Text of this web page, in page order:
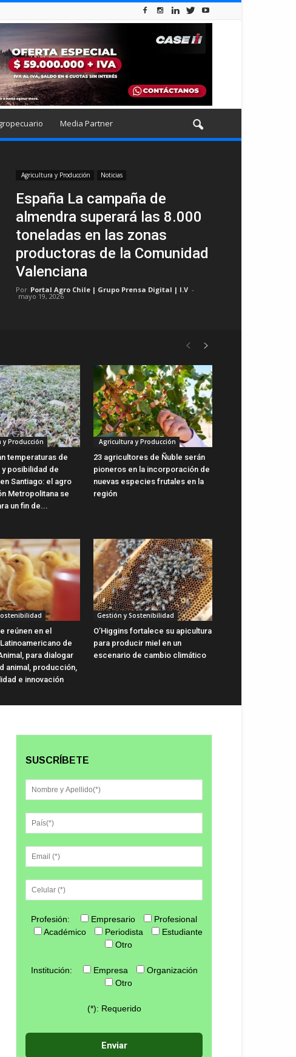
Media Partner
Agricultura y Producción Noticias
España La campaña de
almendra superará las 8.000
toneladas en las zonas
productoras de la Comunidad
Valenciana
Por Portal Agro Chile | Grupo Prensa Digital | I.V -
mayo 19, 2026
y Producción
temperaturas de
y posibilidad de
Santiago: el agro
Metropolitana se
un fin de...
Agricultura y Producción
23 agricultores de Ñuble serán
pioneros en la incorporación de
nuevas especies frutales en la
región
reúnen en el
de
para dialogar
animal, producción,
e innovación
Gestión y Sostenibilidad
O’Higgins fortalece su apicultura
para producir miel en un
escenario de cambio climático
SUSCRÍBETE
Profesión: Empresario
Profesional
Académico
Periodista
Estudiante
Otro
Institución: Empresa
Organización
Otro
(*): Requerido